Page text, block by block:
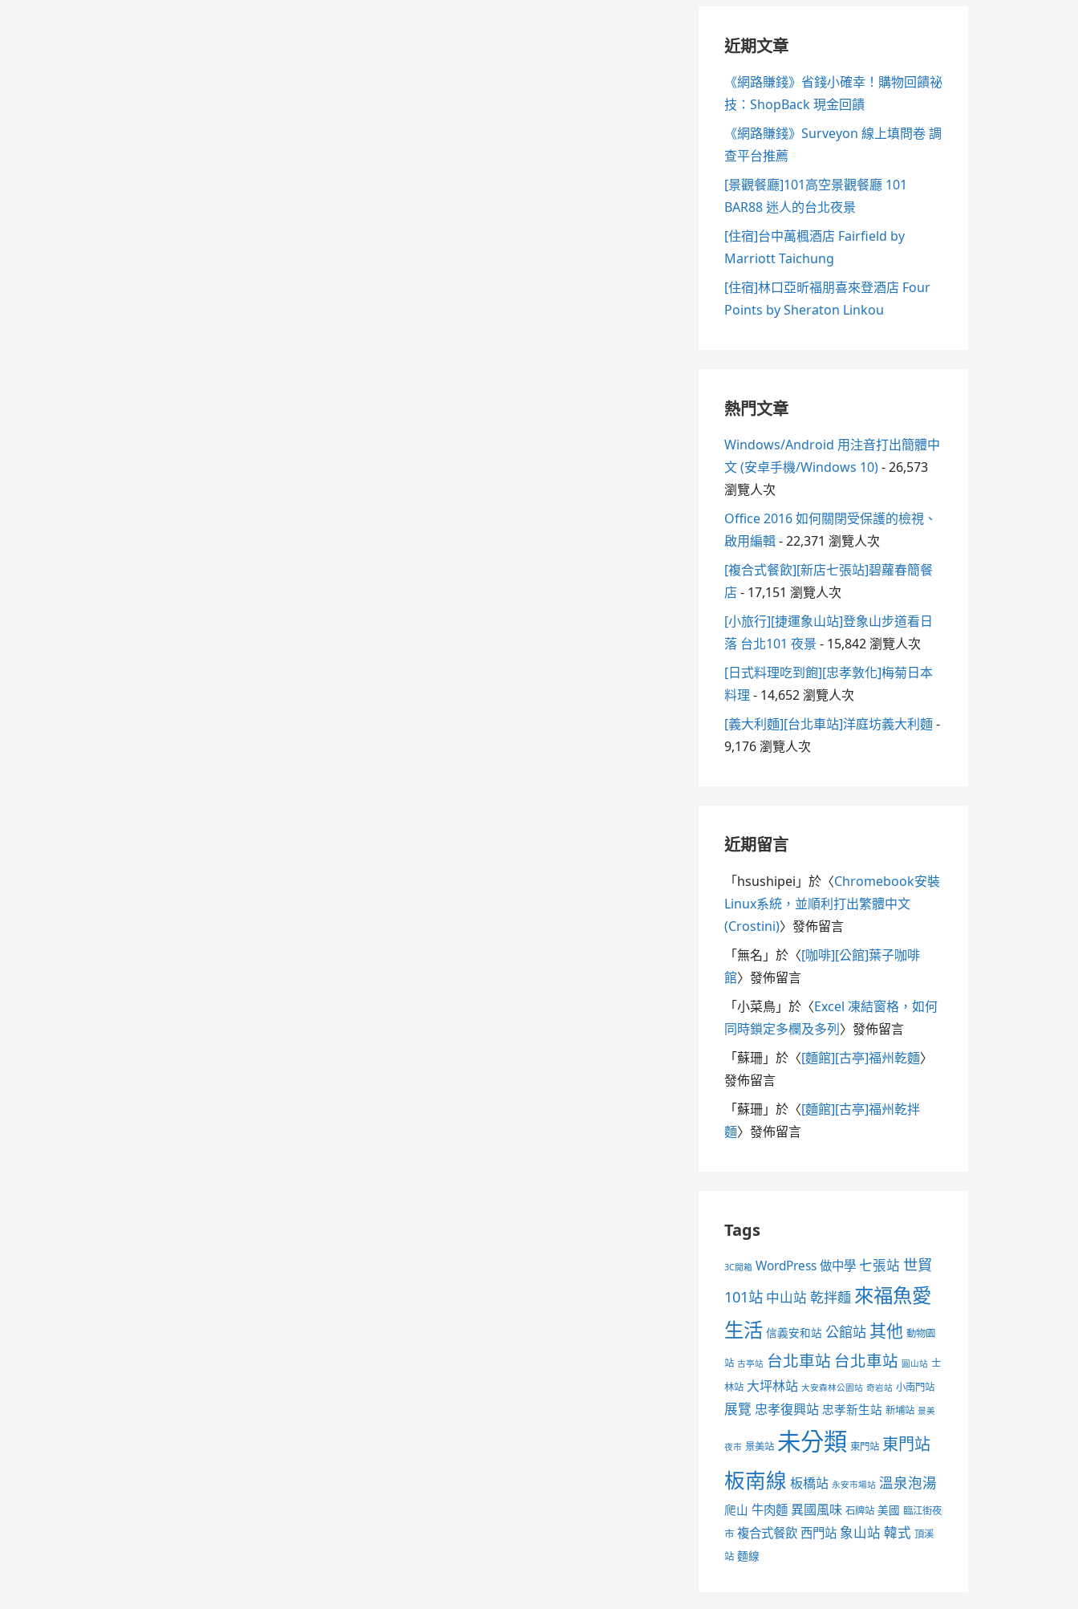
近期文章
《網路賺錢》省錢小確幸！購物回饋祕
技：ShopBack 現金回饋
《網路賺錢》Surveyon 線上填問卷 調
查平台推薦
[景觀餐廳]101高空景觀餐廳 101
BAR88 迷人的台北夜景
[住宿]台中萬楓酒店 Fairfield by
Marriott Taichung
[住宿]林口亞昕福朋喜來登酒店 Four
Points by Sheraton Linkou
熱門文章
Windows/Android 用注音打出簡體中
文 (安卓手機/Windows 10)- 26,573
瀏覽人次
Office 2016 如何關閉受保護的檢視、
啟用編輯- 22,371 瀏覽人次
[複合式餐飲][新店七張站]碧蘿春簡餐
店- 17,151 瀏覽人次
[小旅行][捷運象山站]登象山步道看日
落 台北101 夜景 - 15,842 瀏覽人次
[日式料理吃到飽][忠孝敦化]梅菊日本
料理 - 14,652 瀏覽人次
[義大利麵][台北車站]洋庭坊義大利麵-
9,176 瀏覽人次
近期留言
「hsushipei 」於〈Chromebook安裝
Linux系統，並順利打出繁體中文
(Crostini)〉發佈留言
「無名 」於〈[咖啡][公館]葉子咖啡
館〉發佈留言
「小菜鳥」於〈Excel 凍結窗格，如何
同時鎖定多欄及多列〉發佈留言
「蘇珊」於〈[麵館][古亭]福州乾麵〉
發佈留言
「蘇珊」於〈[麵館][古亭]福州乾拌
麵〉發佈留言
Tags
3C開箱 WordPress 做中學 七張站 世貿
101站 中山站 乾拌麵 來福魚愛
生活 信義安和站 公館站 其他 動物園
站 古亭站 台北車站 台北車站 圓山站 士
林站 大坪林站 大安森林公園站 奇岩站 小南門站
展覽 忠孝復興站 忠孝新生站 新埔站 景美
夜市 景美站 未分類 東門站 東門站
板南線 板橋站 永安市場站 溫泉泡湯
爬山 牛肉麵 異國風味 石牌站 美國 臨江街夜
市 複合式餐飲 西門站 象山站 韓式 頂溪
站 麵線